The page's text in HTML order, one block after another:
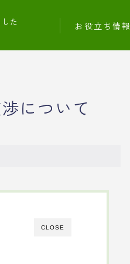
た
お役立ち情報
について
CLOSE